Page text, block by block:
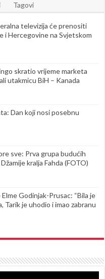
Tagovi
televizija će prenositi
i Hercegovine na Svjetskom
skratio vrijeme marketa
utakmicu BiH – Kanada
Dan koji nosi posebnu
sve: Prva grupa budućih
kralja Fahda (FOTO)
Godinjak-Prusac: “Bila je
Tarik je uhodio i imao zabranu